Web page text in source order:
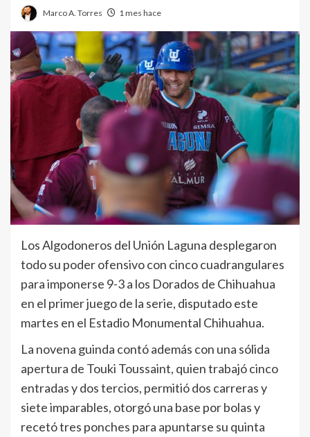
Marco A. Torres 1 mes hace
Los Algodoneros del Unión Laguna desplegaron
todo su poder ofensivo con cinco cuadrangulares
para imponerse 9-3 a los Dorados de Chihuahua
en el primer juego de la serie, disputado este
martes en el Estadio Monumental Chihuahua.
La novena guinda contó además con una sólida
apertura de Touki Toussaint, quien trabajó cinco
entradas y dos tercios, permitió dos carreras y
siete imparables, otorgó una base por bolas y
recetó tres ponches para apuntarse su quinta